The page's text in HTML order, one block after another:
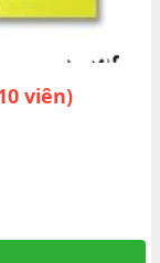
viên)